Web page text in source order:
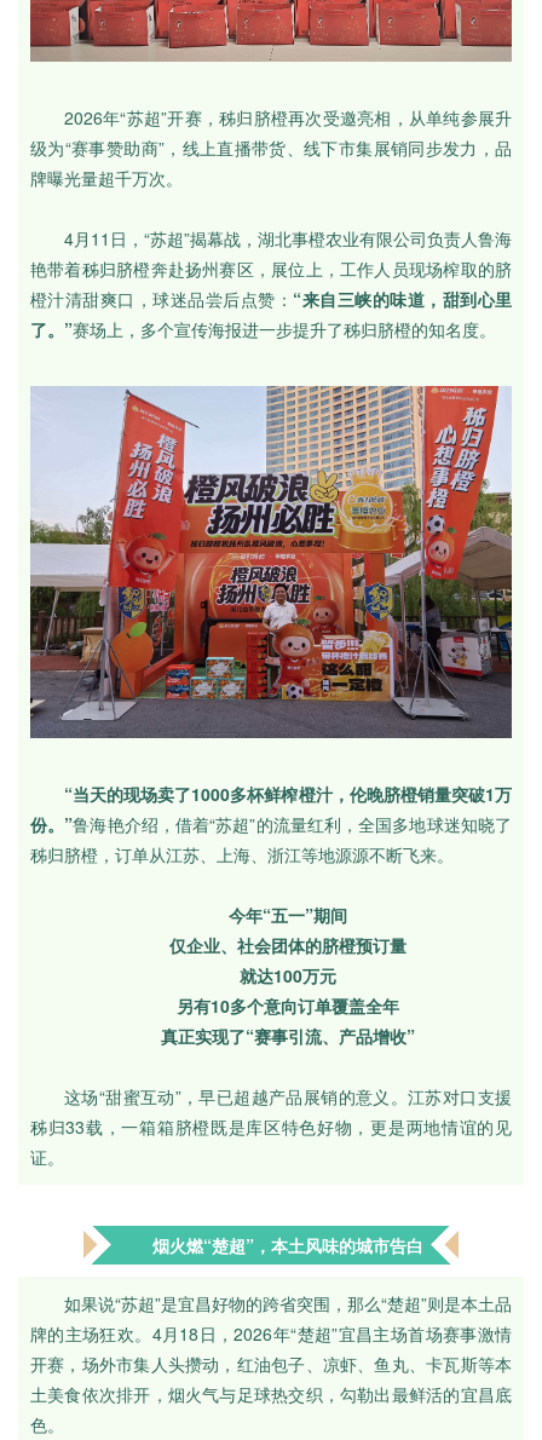
2026年“苏超”开赛，秭归脐橙再次受邀亮相，从单纯参展升
级为“赛事赞助商”，线上直播带货、线下市集展销同步发力，品
牌曝光量超千万次。
4月11日，“苏超”揭幕战，湖北事橙农业有限公司负责人鲁海
艳带着秭归脐橙奔赴扬州赛区，展位上，工作人员现场榨取的脐
橙汁清甜爽口，球迷品尝后点赞： “来自三峡的味道，甜到心里
了。”赛场上，多个宣传海报进一步提升了秭归脐橙的知名度。
“当天的现场卖了1000多杯鲜榨橙汁，伦晚脐橙销量突破1万
份。”鲁海艳介绍，借着“苏超”的流量红利，全国多地球迷知晓了
秭归脐橙，订单从江苏、上海、浙江等地源源不断飞来。
今年“五一”期间
仅企业、社会团体的脐橙预订量
就达100万元
另有10多个意向订单覆盖全年
真正实现了“赛事引流、产品增收”
这场“甜蜜互动”，早已超越产品展销的意义。江苏对口支援
秭归33载，一箱箱脐橙既是库区特色好物，更是两地情谊的见
证。
烟火燃“楚超”，本土风味的城市告白
如果说“苏超”是宜昌好物的跨省突围，那么“楚超”则是本土品
牌的主场狂欢。4月18日，2026年“楚超”宜昌主场首场赛事激情
开赛，场外市集人头攒动，红油包子、凉虾、鱼丸、卡瓦斯等本
土美食依次排开，烟火气与足球热交织，勾勒出最鲜活的宜昌底
色。